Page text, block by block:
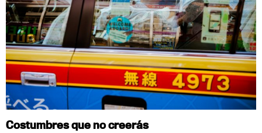
Costumbres que no creerás